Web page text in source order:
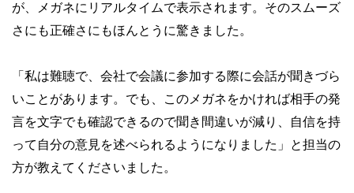
が、メガネにリアルタイムで表示されます。そのスムーズ
さにも正確さにもほんとうに驚きました。
「私は難聴で、会社で会議に参加する際に会話が聞きづら
いことがあります。でも、このメガネをかければ相手の発
言を文字でも確認できるので聞き間違いが減り、自信を持
って自分の意見を述べられるようになりました」と担当の
方が教えてくださいました。